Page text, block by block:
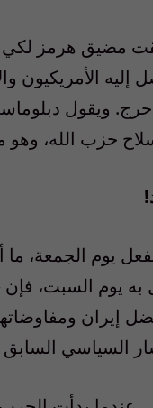
مضيق هرمز لكي
الأمريكيون
ويقول
حزب الله، وهو
يوم الجمعة،
به يوم السبت،
إيران
السياسي